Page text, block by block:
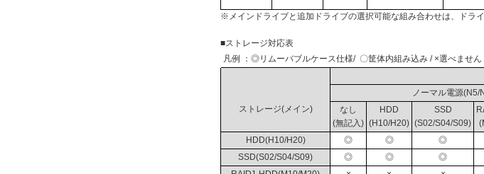
※メインドライブと追加ドライブの選択可能な組み合わせは、ドラ
■ストレージ対応表
凡例 ：◎リムーバブルケース仕様/ 〇筐体内組み込み / ×選べません
ノーマル電源(N5/
ストレージ(メイン)
なし
(無記入)
HDD
(H10/H20)
SSD
(S02/S04/S09)
HDD(H10/H20)
◎ ◎ ◎
SSD(S02/S04/S09)
◎ ◎ ◎